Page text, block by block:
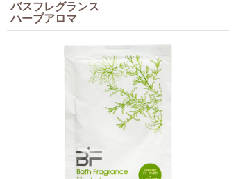
バスフレグランス
ハーブアロマ